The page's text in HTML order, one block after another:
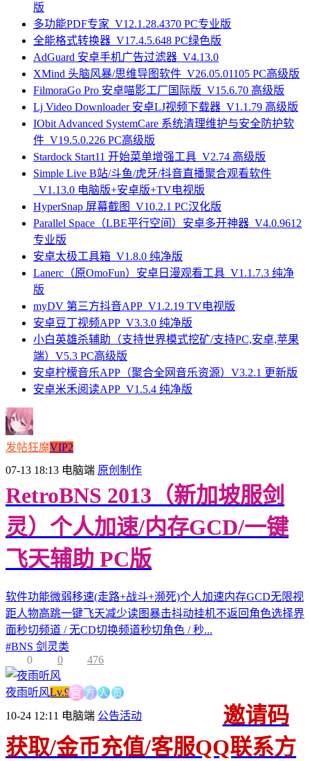
版
多功能PDF专家_V12.1.28.4370 PC专业版
全能格式转换器_V17.4.5.648 PC绿色版
AdGuard 安卓手机广告过滤器_V4.13.0
XMind 头脑风暴/思维导图软件_V26.05.01105 PC高级版
FilmoraGo Pro 安卓喵影工厂国际版_V15.6.70 高级版
Lj Video Downloader 安卓LJ视频下载器_V1.1.79 高级版
IObit Advanced SystemCare 系统清理维护与安全防护软
件_V19.5.0.226 PC高级版
Stardock Start11 开始菜单增强工具_V2.74 高级版
Simple Live B站/斗鱼/虎牙/抖音直播聚合观看软件
_V1.13.0 电脑版+安卓版+TV电视版
HyperSnap 屏幕截图_V10.2.1 PC汉化版
Parallel Space（LBE平行空间）安卓多开神器_V4.0.9612
专业版
安卓太极工具箱_V1.8.0 纯净版
Lanerc（原OmoFun）安卓日漫观看工具_V1.1.7.3 纯净
版
myDV 第三方抖音APP_V1.2.19 TV电视版
安卓豆丁视频APP_V3.3.0 纯净版
小白英雄杀辅助（支持世界模式挖矿/支持PC,安卓,苹果
端）V5.3 PC高级版
安卓柠檬音乐APP（聚合全网音乐资源）V3.2.1 更新版
安卓米禾阅读APP_V1.5.4 纯净版
发帖狂魔VIP2
07-13 18:13 电脑端 原创制作
RetroBNS 2013（新加坡服剑
灵）个人加速/内存GCD/一键
飞天辅助 PC版
软件功能微弱移速(走路+战斗+濒死)个人加速内存GCD无限视
距人物高跳一键飞天减少读图暴击抖动挂机不返回角色选择界
面秒切频道 / 无CD切换频道秒切角色 / 秒...
#BNS 剑灵类
0
0 476
夜雨听风Lv.9官方人员
10-24 12:11 电脑端 公告活动
邀请码
获取/金币充值/客服QQ联系方